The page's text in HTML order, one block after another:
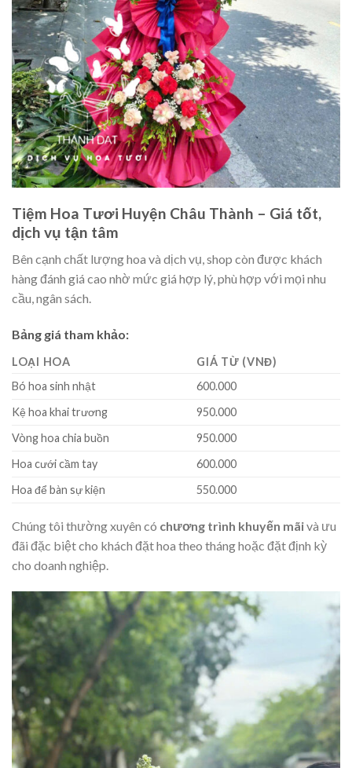
Tiệm Hoa Tươi Huyện Châu Thành – Giá tốt,
dịch vụ tận tâm
Bên cạnh chất lượng hoa và dịch vụ, shop còn được khách
hàng đánh giá cao nhờ mức giá hợp lý, phù hợp với mọi nhu
cầu, ngân sách.
Bảng giá tham khảo:
LOẠI HOA
GIÁ TỪ (VNĐ)
Bó hoa sinh nhật
600.000
Kệ hoa khai trương
950.000
Vòng hoa chia buồn
950.000
Hoa cưới cầm tay
600.000
Hoa để bàn sự kiện
550.000
Chúng tôi thường xuyên có chương trình khuyến mãivà ưu
đãi đặc biệt cho khách đặt hoa theo tháng hoặc đặt định kỳ
cho doanh nghiệp.